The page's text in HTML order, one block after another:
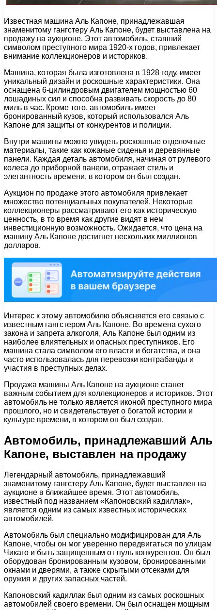
Известная машина Аль Капоне, принадлежавшая
знаменитому гангстеру Аль Капоне, будет выставлена на
продажу на аукционе. Этот автомобиль, ставший
символом преступного мира 1920-х годов, привлекает
внимание коллекционеров и историков.
Машина, которая была изготовлена в 1928 году, имеет
уникальный дизайн и роскошные характеристики. Она
оснащена 6-цилиндровым двигателем мощностью 60
лошадиных сил и способна развивать скорость до 80
миль в час. Кроме того, автомобиль имеет
бронированный кузов, который использовался Аль
Капоне для защиты от конкурентов и полиции.
Внутри машины можно увидеть роскошные отделочные
материалы, такие как кожаные сиденья и деревянные
панели. Каждая деталь автомобиля, начиная от рулевого
колеса до приборной панели, отражает стиль и
элегантность времени, в котором он был создан.
Аукцион по продаже этого автомобиля привлекает
множество потенциальных покупателей. Некоторые
коллекционеры рассматривают его как историческую
ценность, в то время как другие видят в нем
инвестиционную возможность. Ожидается, что цена на
машину Аль Капоне достигнет нескольких миллионов
долларов.
Интерес к этому автомобилю объясняется его связью с
известным гангстером Аль Капоне. Во времена сухого
закона и запрета алкоголя, Аль Капоне был одним из
наиболее влиятельных и опасных преступников. Его
машина стала символом его власти и богатства, и она
часто использовалась для перевозки контрабанды и
участия в преступных делах.
Продажа машины Аль Капоне на аукционе станет
важным событием для коллекционеров и историков. Этот
автомобиль не только является иконой преступного мира
прошлого, но и свидетельствует о богатой истории и
культуре времени, в котором он был создан.
Автомобиль, принадлежавший Аль
Капоне, выставлен на продажу
Легендарный автомобиль, принадлежавший
знаменитому гангстеру Аль Капоне, будет выставлен на
аукционе в ближайшее время. Этот автомобиль,
известный под названием «Капоновский кадиллак»,
является одним из самых известных исторических
автомобилей.
Автомобиль был специально модифицирован для Аль
Капоне, чтобы он мог уверенно передвигаться по улицам
Чикаго и быть защищенным от пуль конкурентов. Он был
оборудован бронированным кузовом, бронированными
окнами и дверями, а также скрытыми отсеками для
оружия и других запасных частей.
Капоновский кадиллак был одним из самых роскошных
автомобилей своего времени. Он был оснащен мощным